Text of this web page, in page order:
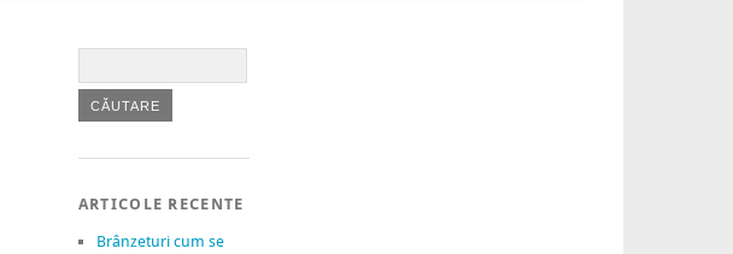
ARTICOLE RECENTE
Brânzeturi cum se